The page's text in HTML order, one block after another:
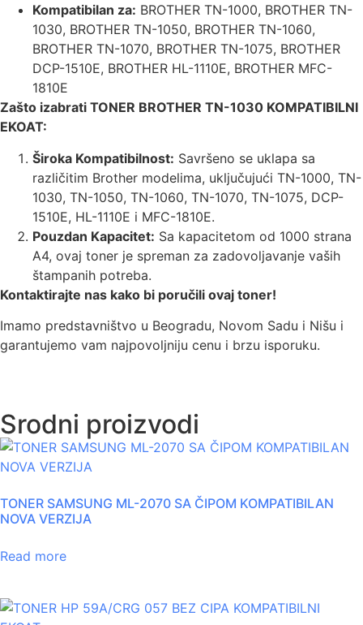
Kompatibilan za: BROTHER TN-1000, BROTHER TN-
1030, BROTHER TN-1050, BROTHER TN-1060,
BROTHER TN-1070, BROTHER TN-1075, BROTHER
DCP-1510E, BROTHER HL-1110E, BROTHER MFC-
1810E
Zašto izabrati TONER BROTHER TN-1030 KOMPATIBILNI
EKOAT:
Široka Kompatibilnost: Savršeno se uklapa sa
različitim Brother modelima, uključujući TN-1000, TN-
1030, TN-1050, TN-1060, TN-1070, TN-1075, DCP-
1510E, HL-1110E i MFC-1810E.
Pouzdan Kapacitet: Sa kapacitetom od 1000 strana
A4, ovaj toner je spreman za zadovoljavanje vaših
štampanih potreba.
Kontaktirajte nas kako bi poručili ovaj toner!
Imamo predstavništvo u Beogradu, Novom Sadu i Nišu i
garantujemo vam najpovoljniju cenu i brzu isporuku.
Srodni proizvodi
TONER SAMSUNG ML-2070 SA ČIPOM KOMPATIBILAN
NOVA VERZIJA
Read more